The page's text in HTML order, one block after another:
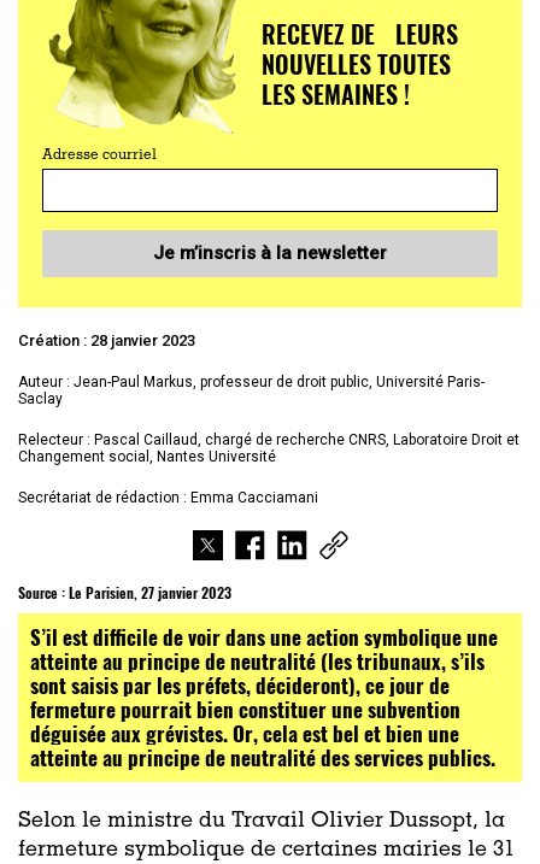
RECEVEZ DE LEURS
NOUVELLES TOUTES
LES SEMAINES !
Adresse courriel
Je m’inscris à la newsletter
Création : 28 janvier 2023
Auteur : Jean-Paul Markus, professeur de droit public, Université Paris-
Saclay
Relecteur : Pascal Caillaud, chargé de recherche CNRS, Laboratoire Droit et
Changement social, Nantes Université
Secrétariat de rédaction : Emma Cacciamani
Source :Le Parisien, 27 janvier 2023
S’il est difficile de voir dans une action symbolique une
atteinte au principe de neutralité (les tribunaux, s’ils
sont saisis par les préfets, décideront), ce jour de
fermeture pourrait bien constituer une subvention
déguisée aux grévistes. Or, cela est bel et bien une
atteinte au principe de neutralité des services publics.
Selon le ministre du Travail Olivier Dussopt, la
fermeture symbolique de certaines mairies le 31